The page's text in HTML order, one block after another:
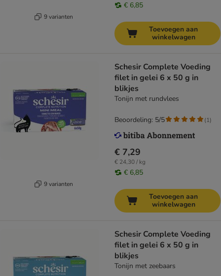
9 varianten
€ 6,85
Toevoegen aan
winkelwagen
9 varianten
Schesir Complete Voeding
filet in gelei 6 x 50 g in
blikjes
Tonijn met rundvlees
€ 7,29
€ 24,30 / kg
€ 6,85
Beoordeling: 5/5 (1)
Toevoegen aan
winkelwagen
Schesir Complete Voeding
filet in gelei 6 x 50 g in
blikjes
Tonijn met zeebaars